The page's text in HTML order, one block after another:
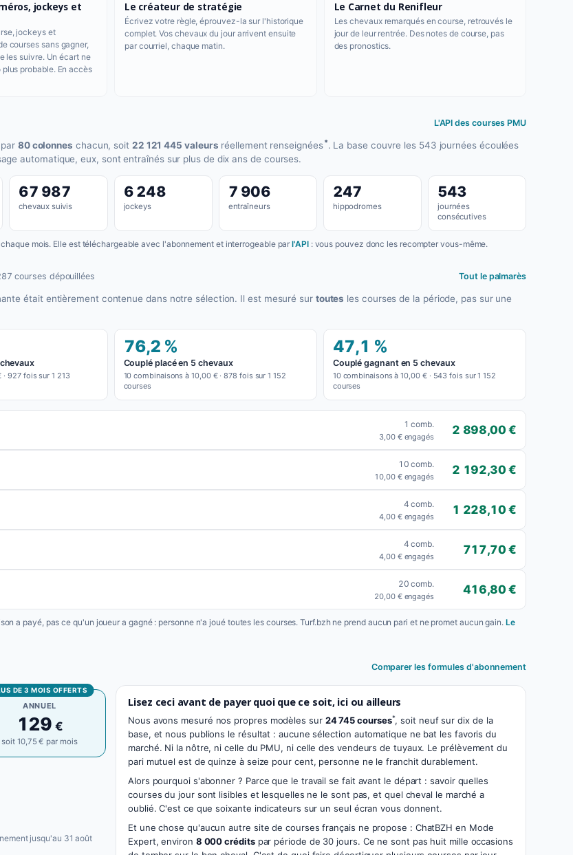
jockeys et
jockeys et
courses sans gagner,
les suivre. Un écart ne
probable. En accès
Le créateur de stratégie
Écrivez votre règle, éprouvez-la sur l'historique
complet. Vos chevaux du jour arrivent ensuite
par courriel, chaque matin.
Le Carnet du Renifleur
Les chevaux remarqués en course, retrouvés le
jour de leur rentrée. Des notes de course, pas
des pronostics.
L'API des courses PMU
80 colonnes chacun, soit 22 121 445 valeurs réellement renseignées*. La base couvre les 543 journées écoulées
automatique, eux, sont entraînés sur plus de dix ans de courses.
67 987
chevaux suivis
6 248
jockeys
7 906
entraîneurs
247
hippodromes
543
journées
consécutives
mois. Elle est téléchargeable avec l'abonnement et interrogeable parl'API: vous pouvez donc les recompter vous-même.
courses dépouillées Tout le palmarès
était entièrement contenue dans notre sélection. Il est mesuré sur toutes les courses de la période, pas sur une
927 fois sur 1 213
76,2 %
Couplé placé en 5 chevaux
10 combinaisons à 10,00 € · 878 fois sur 1 152
courses
47,1 %
Couplé gagnant en 5 chevaux
10 combinaisons à 10,00 € · 543 fois sur 1 152
courses
1 comb.
3,00 € engagés 2 898,00 €
10 comb.
10,00 € engagés 2 192,30 €
4 comb.
4,00 € engagés 1 228,10 €
4 comb.
4,00 € engagés 717,70 €
20 comb.
20,00 € engagés 416,80 €
a payé, pas ce qu'un joueur a gagné : personne n'a joué toutes les courses. Turf.bzh ne prend aucun pari et ne promet aucun gain. Le
Comparer les formules d'abonnement
DE 3 MOIS OFFERTS
ANNUEL
129€
soit 10,75 € par mois
jusqu'au 31 août
Lisez ceci avant de payer quoi que ce soit, ici ou ailleurs
Nous avons mesuré nos propres modèles sur 24 745 courses*, soit neuf sur dix de la
base, et nous publions le résultat : aucune sélection automatique ne bat les favoris du
marché. Ni la nôtre, ni celle du PMU, ni celle des vendeurs de tuyaux. Le prélèvement du
pari mutuel est de quinze à seize pour cent, personne ne le franchit durablement.
Alors pourquoi s'abonner ? Parce que le travail se fait avant le départ : savoir quelles
courses du jour sont lisibles et lesquelles ne le sont pas, et quel cheval le marché a
oublié. C'est ce que soixante indicateurs sur un seul écran vous donnent.
Et une chose qu'aucun autre site de courses français ne propose : ChatBZH en Mode
Expert, environ 8 000 créditspar période de 30 jours. Ce ne sont pas huit mille occasions